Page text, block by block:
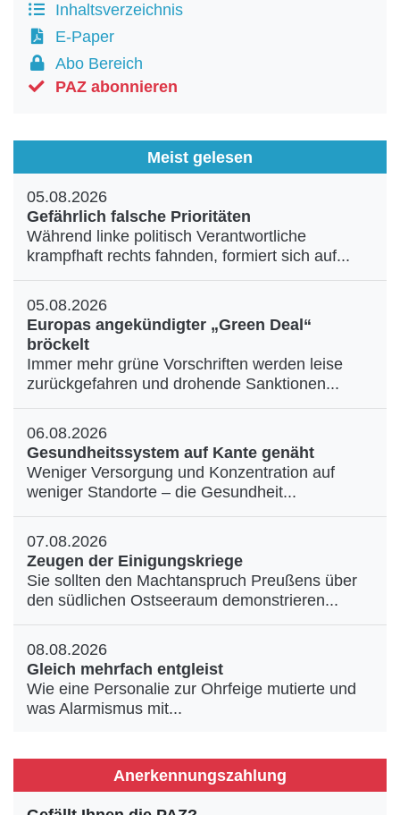
Inhaltsverzeichnis
E-Paper
Abo Bereich
PAZ abonnieren
Meist gelesen
05.08.2026
Gefährlich falsche Prioritäten
Während linke politisch Verantwortliche
krampfhaft rechts fahnden, formiert sich auf...
05.08.2026
Europas angekündigter „Green Deal“
bröckelt
Immer mehr grüne Vorschriften werden leise
zurückgefahren und drohende Sanktionen...
06.08.2026
Gesundheitssystem auf Kante genäht
Weniger Versorgung und Konzentration auf
weniger Standorte – die Gesundheit...
07.08.2026
Zeugen der Einigungskriege
Sie sollten den Machtanspruch Preußens über
den südlichen Ostseeraum demonstrieren...
08.08.2026
Gleich mehrfach entgleist
Wie eine Personalie zur Ohrfeige mutierte und
was Alarmismus mit...
Anerkennungszahlung